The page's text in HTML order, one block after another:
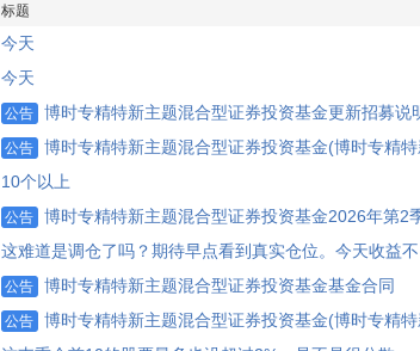
标题
今天
今天
公告 博时专精特新主题混合型证券投资基金更新招募说
公告 博时专精特新主题混合型证券投资基金(博时专精特
10个以上
公告 博时专精特新主题混合型证券投资基金2026年第2
这难道是调仓了吗？期待早点看到真实仓位。今天收益不
公告 博时专精特新主题混合型证券投资基金基金合同
公告 博时专精特新主题混合型证券投资基金(博时专精特